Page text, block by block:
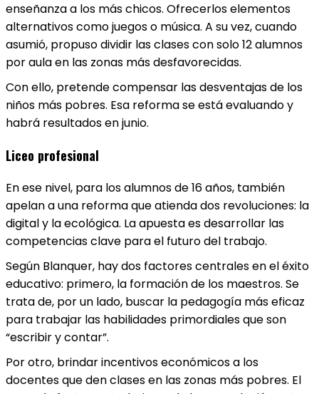
enseñanza a los más chicos. Ofrecerlos elementos
alternativos como juegos o música. A su vez, cuando
asumió, propuso dividir las clases con solo 12 alumnos
por aula en las zonas más desfavorecidas.
Con ello, pretende compensar las desventajas de los
niños más pobres. Esa reforma se está evaluando y
habrá resultados en junio.
Liceo profesional
En ese nivel, para los alumnos de 16 años, también
apelan a una reforma que atienda dos revoluciones: la
digital y la ecológica. La apuesta es desarrollar las
competencias clave para el futuro del trabajo.
Según Blanquer, hay dos factores centrales en el éxito
educativo: primero, la formación de los maestros. Se
trata de, por un lado, buscar la pedagogía más eficaz
para trabajar las habilidades primordiales que son
“escribir y contar”.
Por otro, brindar incentivos económicos a los
docentes que den clases en las zonas más pobres. El